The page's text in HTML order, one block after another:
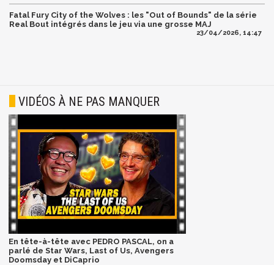
Fatal Fury City of the Wolves : les "Out of Bounds" de la série
Real Bout intégrés dans le jeu via une grosse MAJ
23/04/2026, 14:47
VIDÉOS À NE PAS MANQUER
En tête-à-tête avec PEDRO PASCAL, on a
parlé de Star Wars, Last of Us, Avengers
Doomsday et DiCaprio